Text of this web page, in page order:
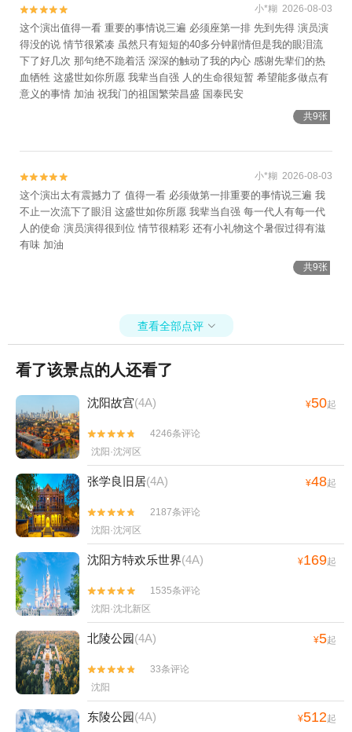
站+国门公园+北陵公园6日游

 小*糊 2026-08-03
这个演出值得一看 重要的事情说三遍 必须座第一排 先到先得 演员演
得没的说 情节很紧凑 虽然只有短短的40多分钟剧情但是我的眼泪流
下了好几次 那句绝不跪着活 深深的触动了我的内心 感谢先辈们的热
血牺牲 这盛世如你所愿 我辈当自强 人的生命很短暂 希望能多做点有
意义的事情 加油 祝我门的祖国繁荣昌盛 国泰民安
共9张

 小*糊 2026-08-03
这个演出太有震撼力了 值得一看 必须做第一排重要的事情说三遍 我
不止一次流下了眼泪 这盛世如你所愿 我辈当自强 每一代人有每一代
人的使命 演员演得很到位 情节很精彩 还有小礼物这个暑假过得有滋
有味 加油
共9张
查看全部点评 
看了该景点的人还看了
沈阳故宫(4A) ¥50起


4246条评论
沈阳·沈河区
张学良旧居(4A) ¥48起


2187条评论
沈阳·沈河区
沈阳方特欢乐世界(4A) ¥169起


1535条评论
沈阳·沈北新区
北陵公园(4A) ¥5起


33条评论
沈阳
东陵公园(4A) ¥512起